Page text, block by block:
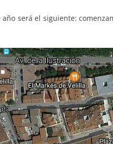
será el siguiente: